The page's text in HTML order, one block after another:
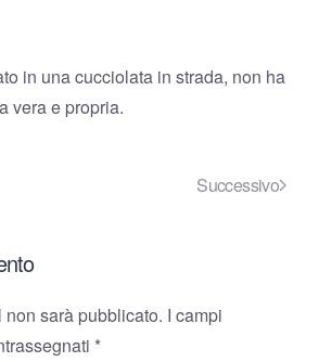
in una cucciolata in strada, non ha
vera e propria.
Successivo
sarà pubblicato. I campi
*